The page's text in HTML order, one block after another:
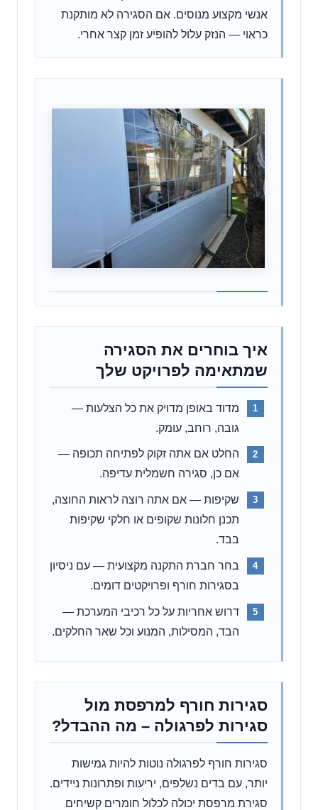
אנשי מקצוע מנוסים. אם הסגירה לא מותקנת
כראוי — הנזק עלול להופיע זמן קצר אחרי.
איך בוחרים את הסגירה
שמתאימה לפרויקט שלך
מדוד באופן מדויק את כל הצלעות —
גובה, רוחב, עומק.
החלט אם אתה זקוק לפתיחה תכופה —
אם כן, סגירה חשמלית עדיפה.
שקיפות — אם אתה רוצה לראות החוצה,
תכנן חלונות שקופים או חלקי שקיפות
בבד.
בחר חברת התקנה מקצועית — עם ניסיון
בסגירות חורף ופרויקטים דומים.
דרוש אחריות על כל רכיבי המערכת —
הבד, המסילות, המנוע וכל שאר החלקים.
סגירות חורף למרפסת מול
סגירות לפרגולה – מה ההבדל?
סגירות חורף לפרגולה נוטות להיות גמישות
יותר, עם בדים נשלפים, יריעות ופתרונות ניידים.
סגירת מרפסת יכולה לכלול חומרים קשיחים